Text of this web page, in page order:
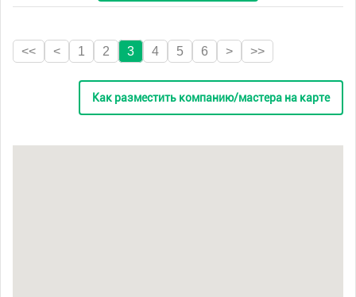
<< < 1 2 3 4 5 6 > >>
Как разместить компанию/мастера на карте